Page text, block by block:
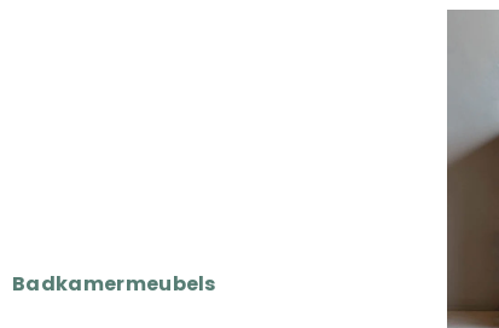
Badkamermeubels